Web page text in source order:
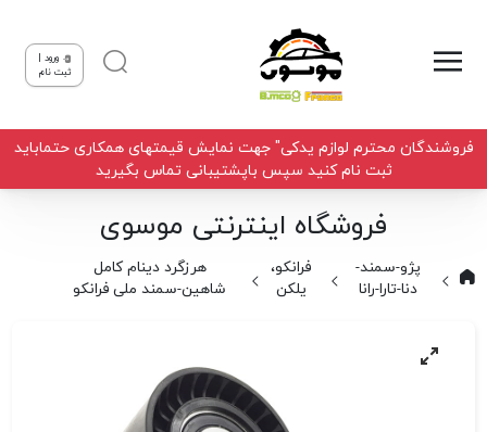
ورود |
ثبت نام
فروشندگان محترم لوازم یدکی" جهت نمایش قیمتهای همکاری حتماباید
ثبت نام کنید سپس باپشتیبانی تماس بگیرید
فروشگاه اینترنتی موسوی
پژو-سمند-
دنا-تارا-رانا
فرانکو،
یلکن
هرزگرد دینام کامل
شاهین-سمند ملی فرانکو